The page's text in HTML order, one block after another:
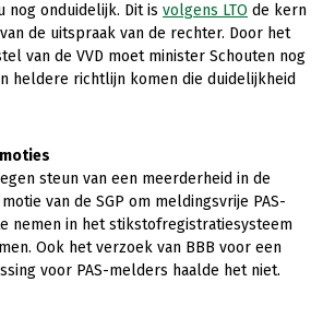
nog onduidelijk. Dit is volgens LTO de kern
de uitspraak van de rechter. Door het
van de VVD moet minister Schouten nog
heldere richtlijn komen die duidelijkheid
steun van een meerderheid in de
van de SGP om meldingsvrije PAS-
nemen in het stikstofregistratiesysteem
Ook het verzoek van BBB voor een
voor PAS-melders haalde het niet.